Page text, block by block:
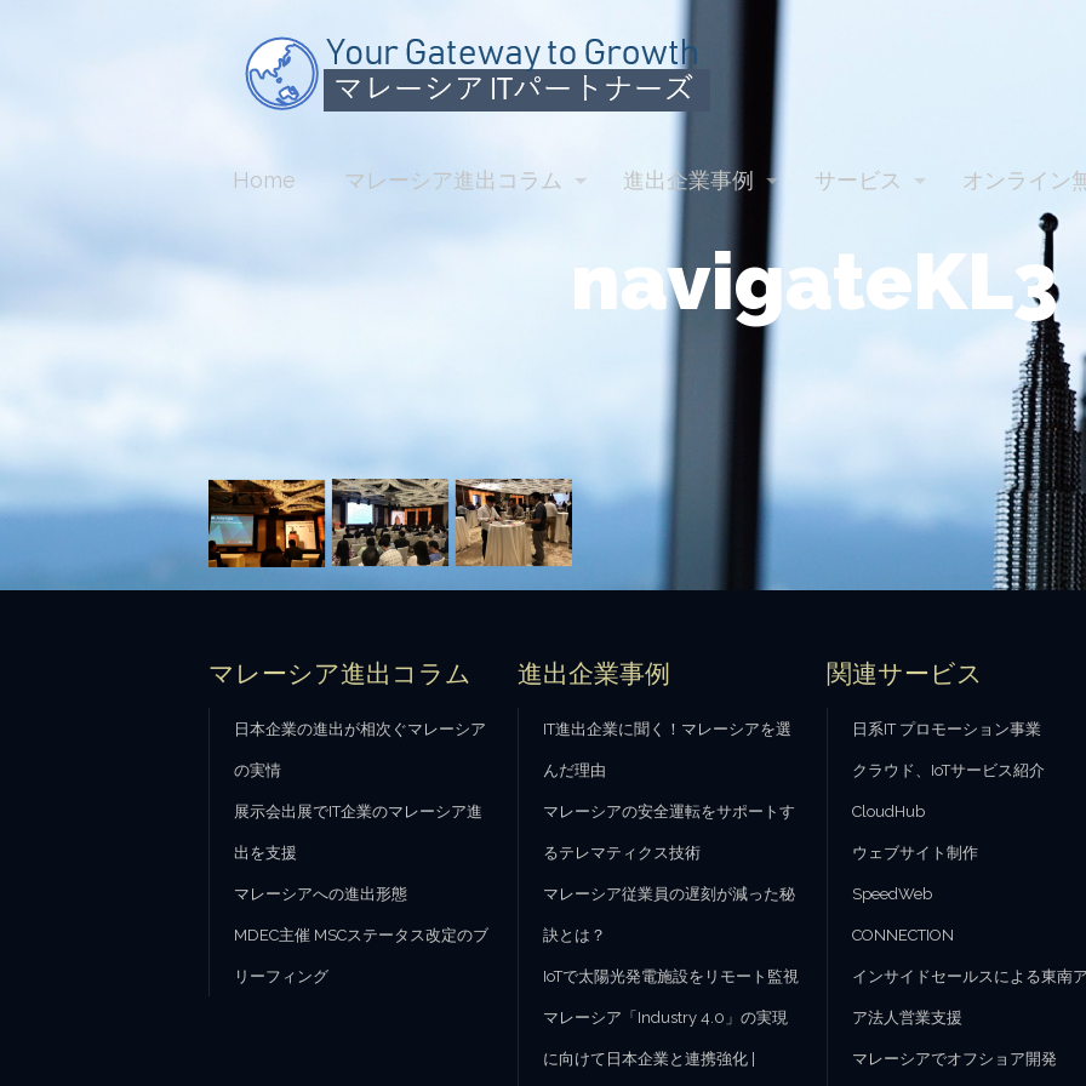
Home マレーシア進出コラム 進出企業事例 サービス オンライン
navigateKL3
マレーシア進出コラム
日本企業の進出が相次ぐマレーシア
の実情
展示会出展でIT企業のマレーシア進
出を支援
マレーシアへの進出形態
MDEC主催 MSCステータス改定のブ
リーフィング
進出企業事例
IT進出企業に聞く！マレーシアを選
んだ理由
マレーシアの安全運転をサポートす
るテレマティクス技術
マレーシア従業員の遅刻が減った秘
訣とは？
IoTで太陽光発電施設をリモート監視
マレーシア「Industry 4.0」の実現
に向けて日本企業と連携強化 |
関連サービス
日系IT プロモーション事業
クラウド、IoTサービス紹介
CloudHub
ウェブサイト制作
SpeedWeb
CONNECTION
インサイドセールスによる東南
ア法人営業支援
マレーシアでオフショア開発